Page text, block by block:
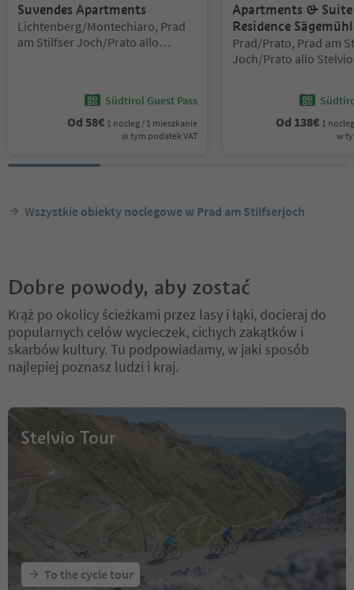
Suvendes Apartments
Lokalizacja:
Lichtenberg/Montechiaro, Prad
am Stilfser Joch/Prato allo
Südtirol Guest Pass
Od 58€ 1 nocleg / 1 mieszkanie
w tym podatek VAT
Apartments & Suite
Residence
Lokalizacja:
Prad/Prato, Prad am
Joch/Prato allo
Od 138€ 1
w
Wszystkie obiekty noclegowe w Prad am Stilfserjoch
Dobre powody, aby zostać
Krąż po okolicy ścieżkami przez lasy i łąki, docieraj do
popularnych celów wycieczek, cichych zakątków i
skarbów kultury. Tu podpowiadamy, w jaki sposób
najlepiej poznasz ludzi i kraj.
Stelvio Tour
To the cycle tour